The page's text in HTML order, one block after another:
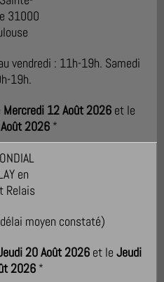
vendredi : 11h-19h. Samedi
19h.
Mercredi 12 Août 2026 et le
2026 *
moyen constaté)
20 Août 2026 et le Jeudi
2026 *